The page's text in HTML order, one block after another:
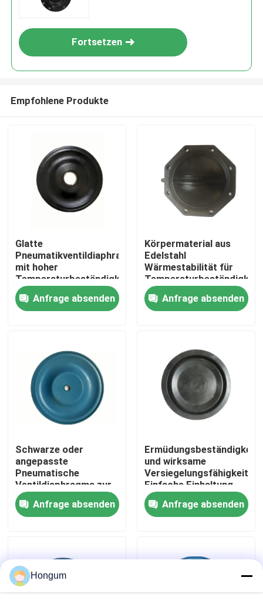
Zu Hause
Produkte
Werksbesichtigung
Qualitätskontrolle
Neuigkeiten
Rechtssachen
Gummimembrandichtungen
Fortsetzen
Empfohlene Produkte
Glatte
Pneumatikventildiaphragma
mit hoher
Temperaturbeständigkeit
und geringer Leckage
von 0,05%
Anfrage absenden
Körpermaterial aus
Edelstahl
Wärmestabilität für
Temperaturbeständigkeit
in Luftmedien
Anfrage absenden
Schwarze oder
angepasste
Pneumatische
Ventildiaphragma zur
Steuerung von
Ventilmedien
Anfrage absenden
Ermüdungsbeständigkeit
und wirksame
Versiegelungsfähigkeit
Einfache Einhaltung
der Vorschriften
Anfrage absenden
Hongum